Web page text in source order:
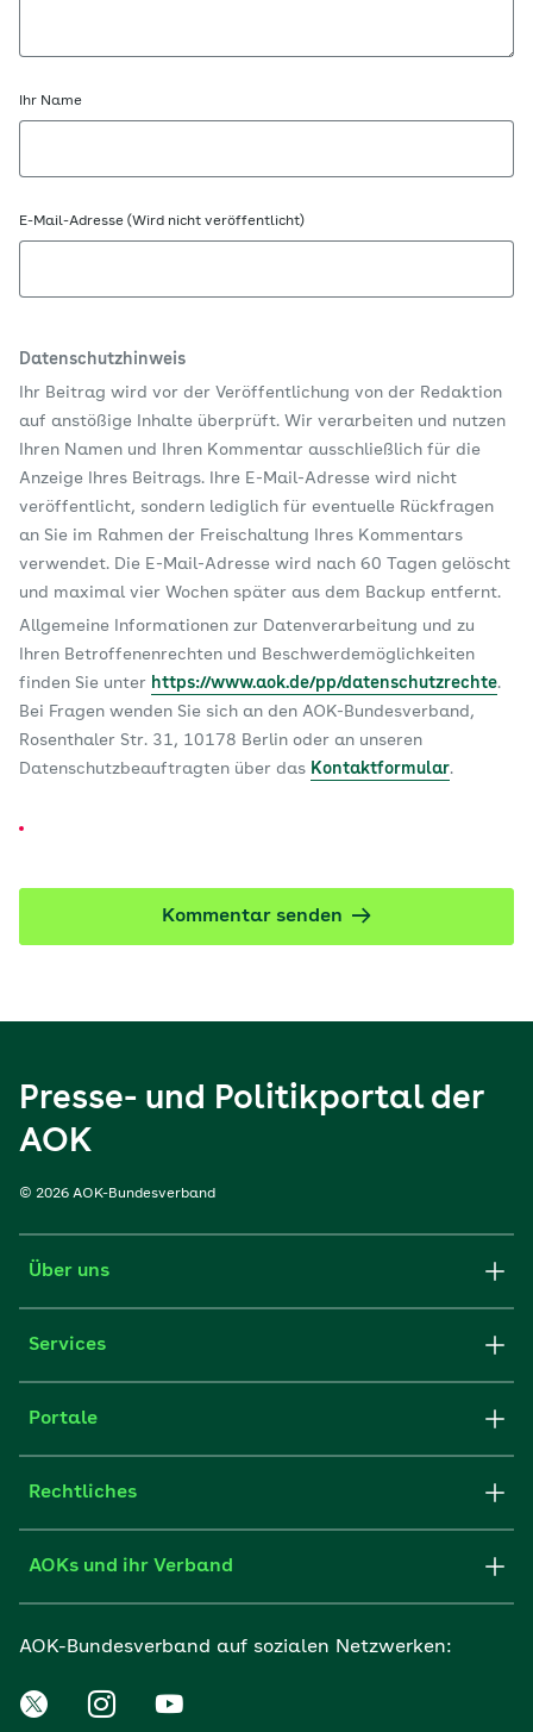
Ihr Name
E-Mail-Adresse (Wird nicht veröffentlicht)
Datenschutzhinweis
Ihr Beitrag wird vor der Veröffentlichung von der Redaktion
auf anstößige Inhalte überprüft. Wir verarbeiten und nutzen
Ihren Namen und Ihren Kommentar ausschließlich für die
Anzeige Ihres Beitrags. Ihre E-Mail-Adresse wird nicht
veröffentlicht, sondern lediglich für eventuelle Rückfragen
an Sie im Rahmen der Freischaltung Ihres Kommentars
verwendet. Die E-Mail-Adresse wird nach 60 Tagen gelöscht
und maximal vier Wochen später aus dem Backup entfernt.
Allgemeine Informationen zur Datenverarbeitung und zu
Ihren Betroffenenrechten und Beschwerdemöglichkeiten
finden Sie unter https://www.aok.de/pp/datenschutzrechte.
Bei Fragen wenden Sie sich an den AOK-Bundesverband,
Rosenthaler Str. 31, 10178 Berlin oder an unseren
Datenschutzbeauftragten über das Kontaktformular.
Kommentar senden
Presse- und Politikportal der
AOK
© 2026 AOK-Bundesverband
Über uns
Services
Portale
Rechtliches
AOKs und ihr Verband
AOK-Bundesverband auf sozialen Netzwerken: